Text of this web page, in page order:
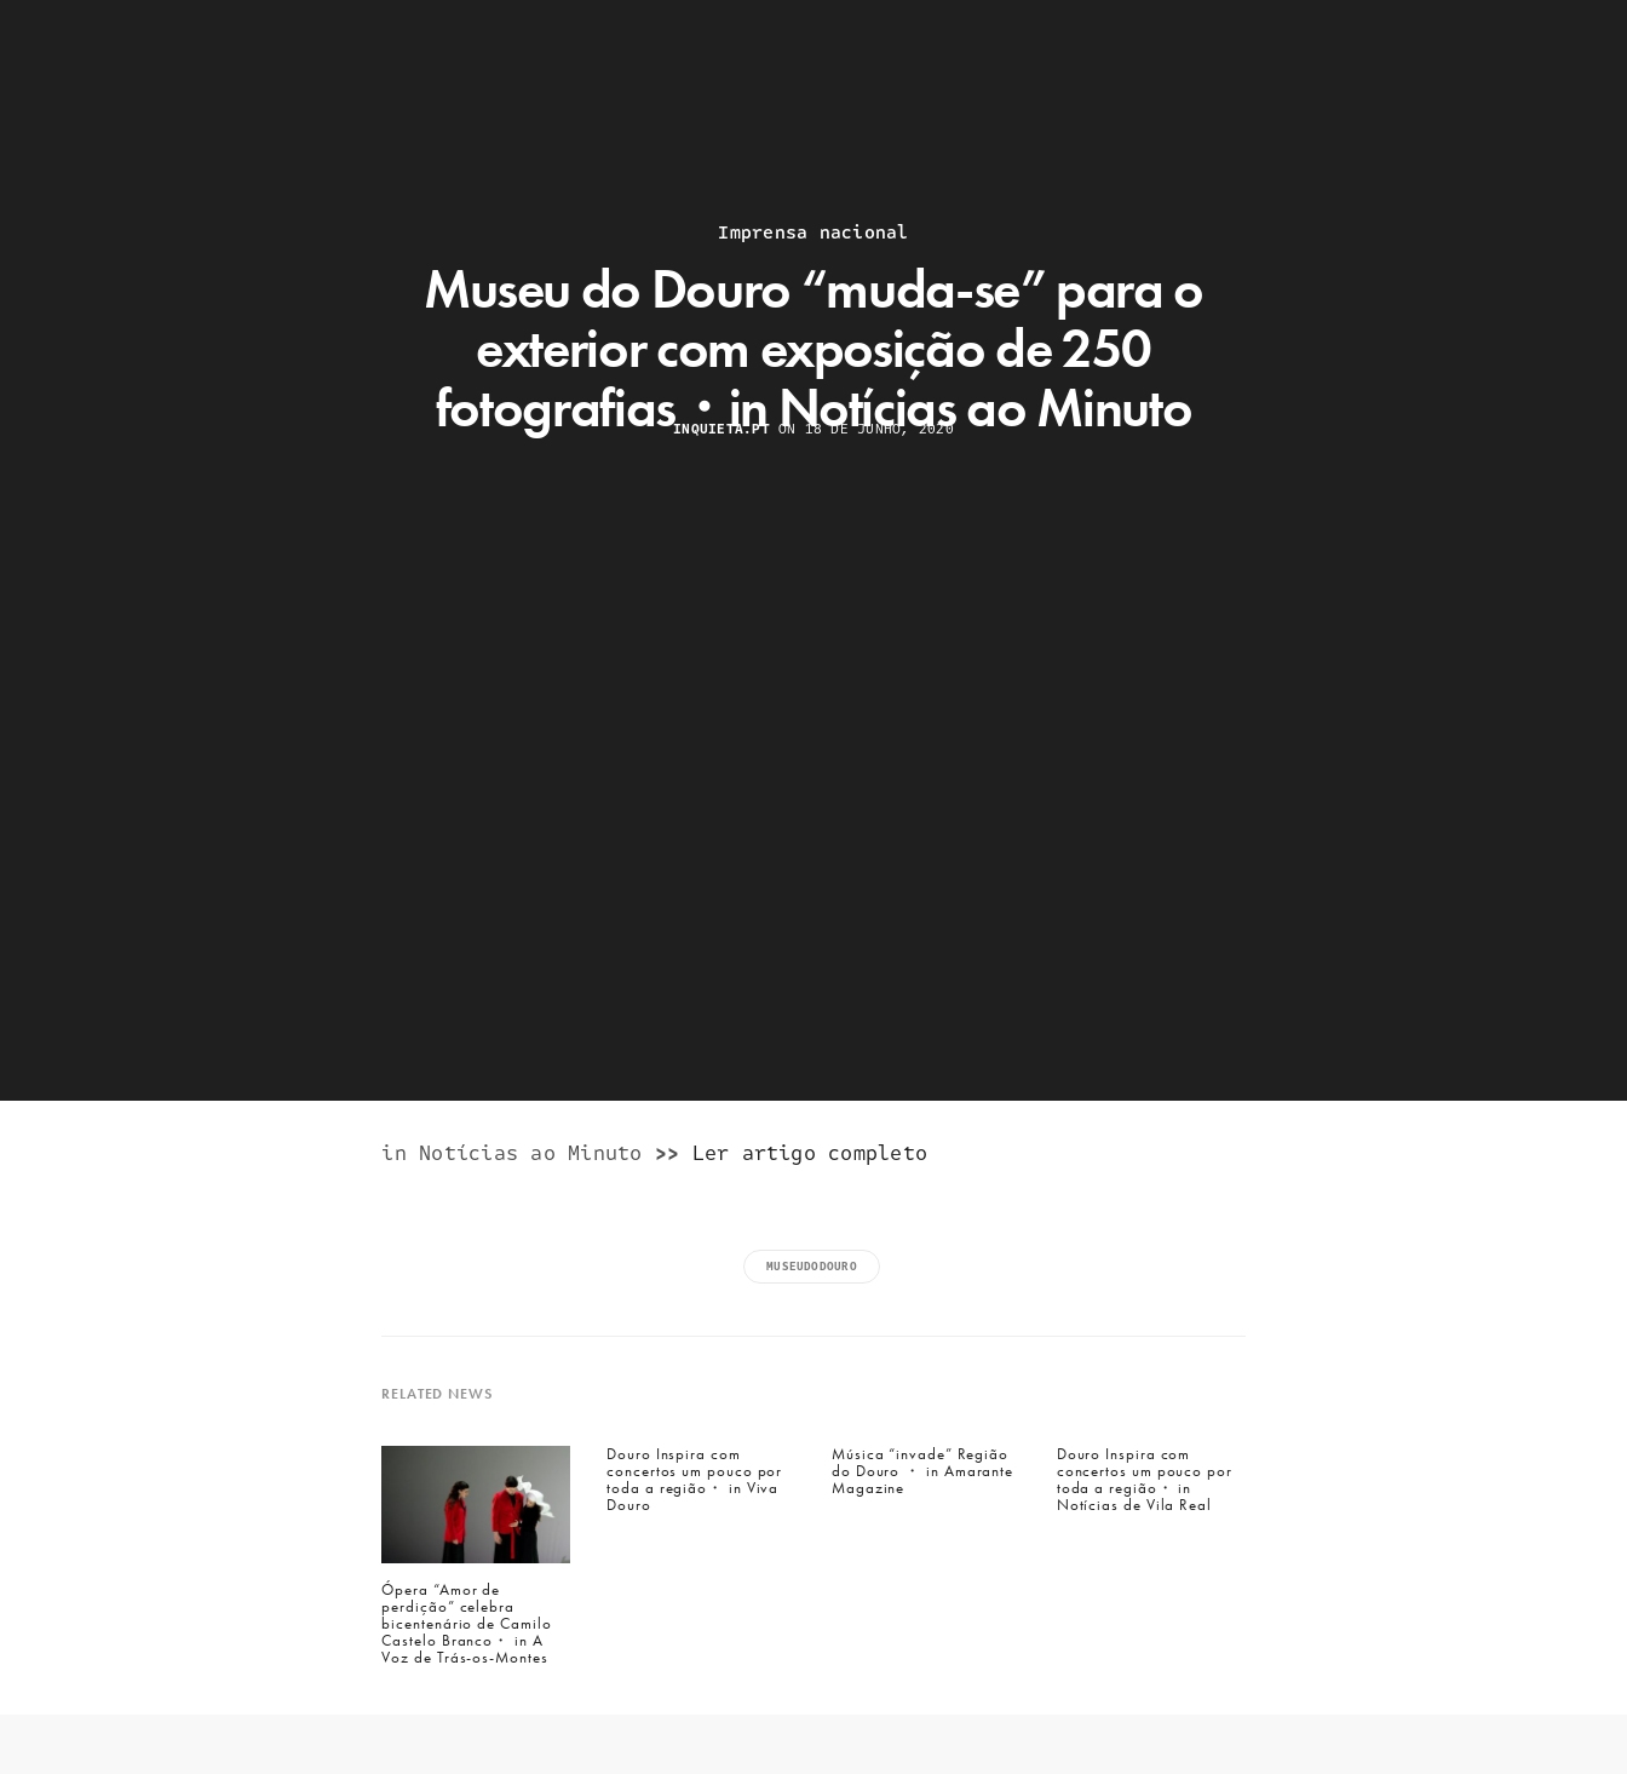
Imprensa nacional
Museu do Douro “muda-se” para o
exterior com exposição de 250
fotografias・in Notícias ao Minuto
INQUIETA.PTON 18 DE JUNHO, 2020
in Notícias ao Minuto >> Ler artigo completo
MUSEUDODOURO
RELATED NEWS
Ópera “Amor de
perdição” celebra
bicentenário de Camilo
Castelo Branco・ in A
Voz de Trás-os-Montes
Douro Inspira com
concertos um pouco por
toda a região・ in Viva
Douro
Música “invade” Região
do Douro ・ in Amarante
Magazine
Douro Inspira com
concertos um pouco por
toda a região・ in
Notícias de Vila Real